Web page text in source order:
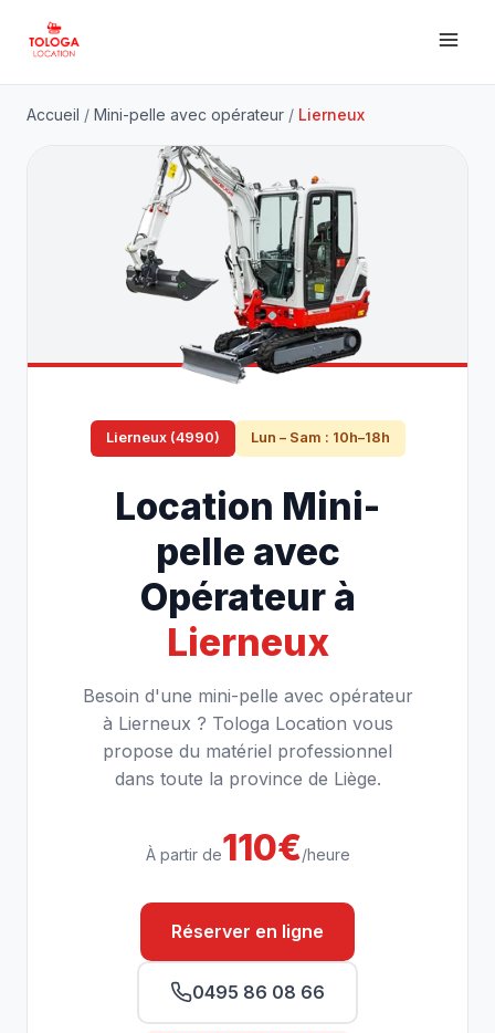
Accueil / Mini-pelle avec opérateur / Lierneux
Lierneux (4990) Lun – Sam : 10h–18h
Location Mini-
pelle avec
Opérateur à
Lierneux
Besoin d'une mini-pelle avec opérateur
à Lierneux ? Tologa Location vous
propose du matériel professionnel
dans toute la province de Liège.
À partir de110€/heure
Réserver en ligne
0495 86 08 66